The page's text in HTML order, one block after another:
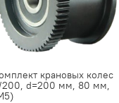
крановых колес
d=200 мм, 80 мм,